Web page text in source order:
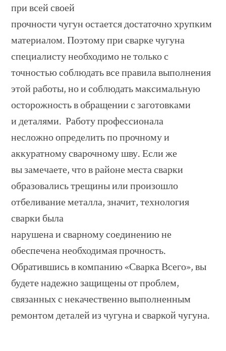
при всей своей
прочности чугун остается достаточно хрупким
материалом. Поэтому при сварке чугуна
специалисту необходимо не только с
точностью соблюдать все правила выполнения
этой работы, но и соблюдать максимальную
осторожность в обращении с заготовками
и деталями. Работу профессионала
несложно определить по прочному и
аккуратному сварочному шву. Если же
вы замечаете, что в районе места сварки
образовались трещины или произошло
отбеливание металла, значит, технология
сварки была
нарушена и сварному соединению не
обеспечена необходимая прочность.
Обратившись в компанию «Сварка Всего», вы
будете надежно защищены от проблем,
связанных с некачественно выполненным
ремонтом деталей из чугуна и сваркой чугуна.